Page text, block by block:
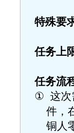
特殊要
任务上
任务流
① 这
件，
铜人